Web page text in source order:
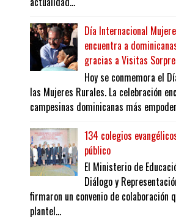
Día Internacional
encuentra a
gracias a Visitas
Hoy se conmemora el
las Mujeres Rurales. La celebración
campesinas dominicanas más
134 colegios
público
El Ministerio de
Diálogo y
firmaron un convenio de colaboración
plantel...